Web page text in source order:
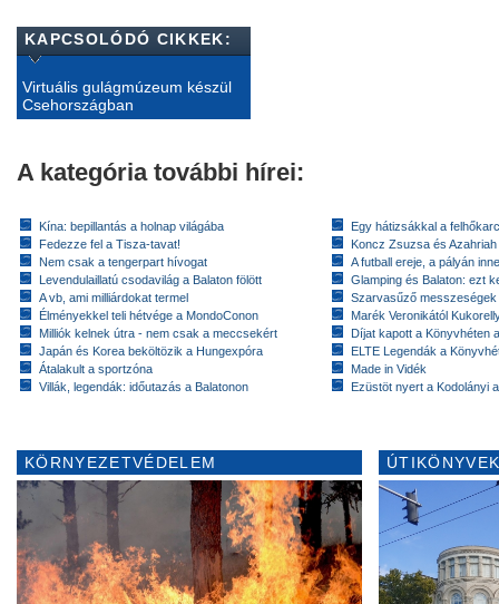
KAPCSOLÓDÓ CIKKEK:
Virtuális gulágmúzeum készül
Csehországban
A kategória további hírei:
Kína: bepillantás a holnap világába
Fedezze fel a Tisza-tavat!
Nem csak a tengerpart hívogat
Levendulaillatú csodavilág a Balaton fölött
A vb, ami milliárdokat termel
Élményekkel teli hétvége a MondoConon
Milliók kelnek útra - nem csak a meccsekért
Japán és Korea beköltözik a Hungexpóra
Átalakult a sportzóna
Villák, legendák: időutazás a Balatonon
Egy hátizsákkal a
Koncz Zsuzsa és
A futball ereje, a pályán
Glamping és Balaton: ezt
Szarvasűző messzeségek
Marék Veronikától
Díjat kapott a Könyvhéten
ELTE Legendák a
Made in Vidék
Ezüstöt nyert a Kodolányi
KÖRNYEZETVÉDELEM